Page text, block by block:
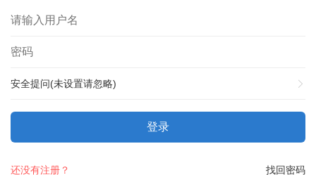
安全提问(未设置请忽略)
登录
找回密码
还没有注册？